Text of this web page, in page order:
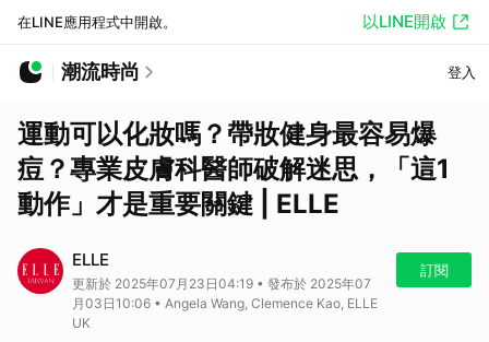
在LINE應用程式中開啟。 以LINE開啟
潮流時尚 登入
運動可以化妝嗎？帶妝健身最容易爆
痘？專業皮膚科醫師破解迷思，「這1
動作」才是重要關鍵 | ELLE
ELLE
更新於 2025年07月23日04:19 • 發布於 2025年07
月03日10:06 • Angela Wang, Clemence Kao, ELLE
UK
訂閱